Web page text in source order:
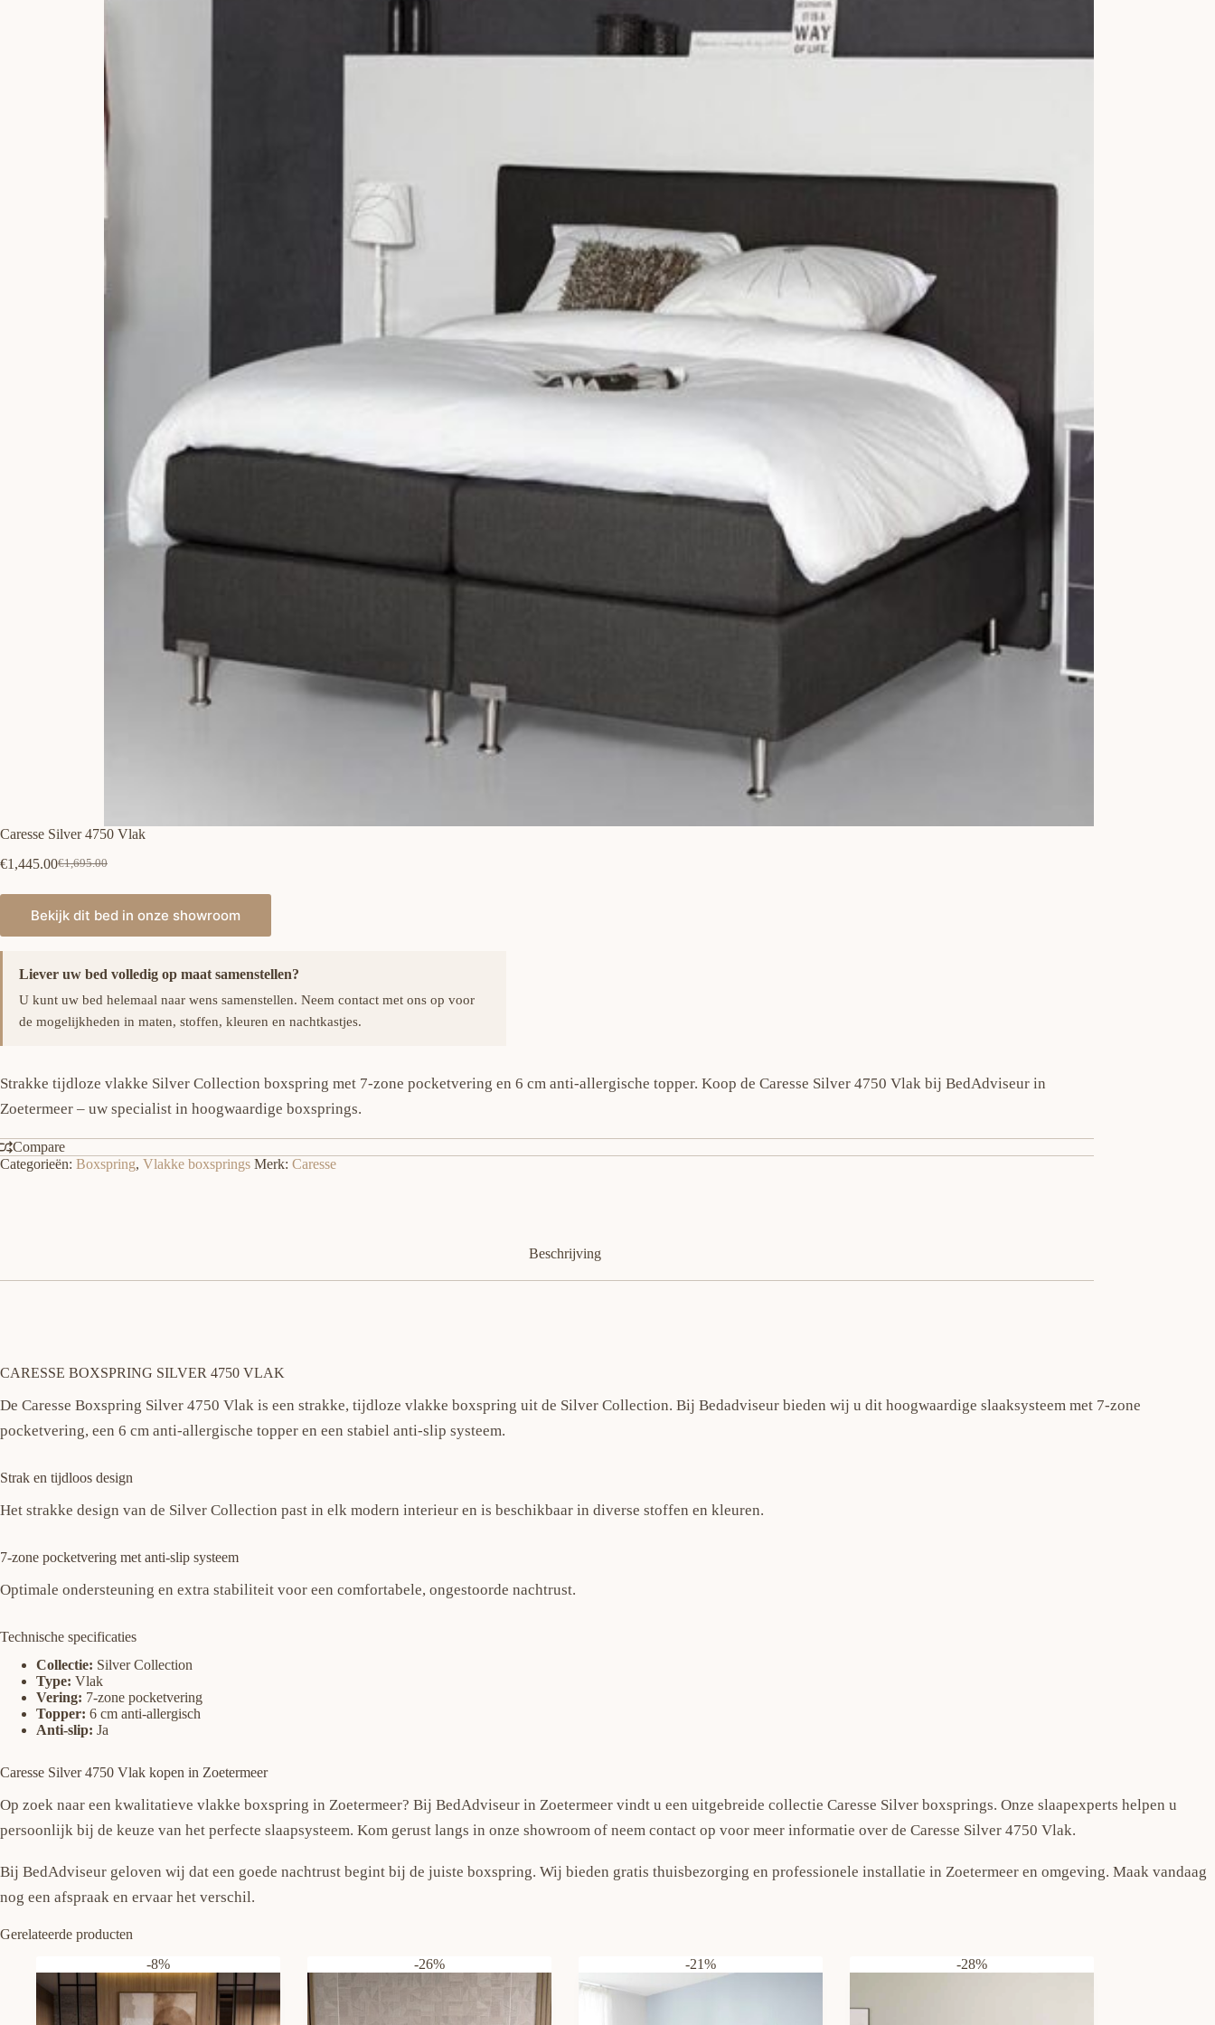
Caresse Silver 4750 Vlak
€1,695.00
Oorspronkelijke
€1,695.00.
€1,445.00Huidige
€1,445.00.
Bekijk dit bed in onze showroom
Liever uw bed volledig op maat samenstellen?
U kunt uw bed helemaal naar wens samenstellen. Neem contact met ons op voor
de mogelijkheden in maten, stoffen, kleuren en nachtkastjes.
Strakke tijdloze vlakke Silver Collection boxspring met 7-zone pocketvering en 6 cm anti-allergische topper. Koop de Caresse Silver 4750 Vlak bij BedAdviseur in
Zoetermeer – uw specialist in hoogwaardige boxsprings.
Compare
Categorieën: Boxspring, Vlakke boxsprings Merk: Caresse
Beschrijving
CARESSE BOXSPRING SILVER 4750 VLAK
De Caresse Boxspring Silver 4750 Vlak is een strakke, tijdloze vlakke boxspring uit de Silver Collection. Bij Bedadviseur bieden wij u dit hoogwaardige slaaksysteem met 7-zone
pocketvering, een 6 cm anti-allergische topper en een stabiel anti-slip systeem.
Strak en tijdloos design
Het strakke design van de Silver Collection past in elk modern interieur en is beschikbaar in diverse stoffen en kleuren.
7-zone pocketvering met anti-slip systeem
Optimale ondersteuning en extra stabiliteit voor een comfortabele, ongestoorde nachtrust.
Technische specificaties
Collectie: Silver Collection
Type: Vlak
Vering: 7-zone pocketvering
Topper: 6 cm anti-allergisch
Anti-slip: Ja
Caresse Silver 4750 Vlak kopen in Zoetermeer
Op zoek naar een kwalitatieve vlakke boxspring in Zoetermeer? Bij BedAdviseur in Zoetermeer vindt u een uitgebreide collectie Caresse Silver boxsprings. Onze slaapexperts helpen u
persoonlijk bij de keuze van het perfecte slaapsysteem. Kom gerust langs in onze showroom of neem contact op voor meer informatie over de Caresse Silver 4750 Vlak.
Bij BedAdviseur geloven wij dat een goede nachtrust begint bij de juiste boxspring. Wij bieden gratis thuisbezorging en professionele installatie in Zoetermeer en omgeving. Maak vandaag
nog een afspraak en ervaar het verschil.
Gerelateerde producten
-8%
-26% -21% -28%